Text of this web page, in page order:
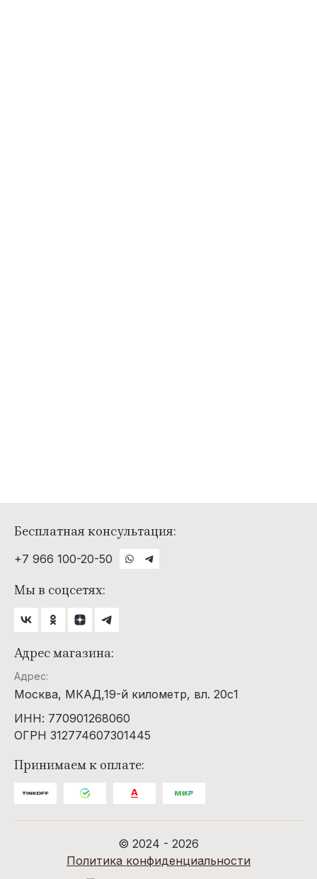
Бесплатная консультация:
+7 966 100-20-50
Мы в соцсетях:
Адрес магазина:
Адрес:
Москва, МКАД,19-й километр, вл. 20с1
ИНН: 770901268060
ОГРН 312774607301445
Принимаем к оплате:
© 2024 - 2026
Политика конфиденциальности